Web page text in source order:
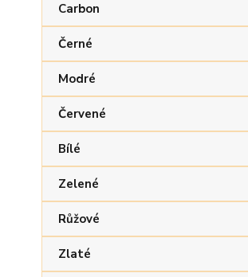
Carbon
Černé
Modré
Červené
Bílé
Zelené
Růžové
Zlaté